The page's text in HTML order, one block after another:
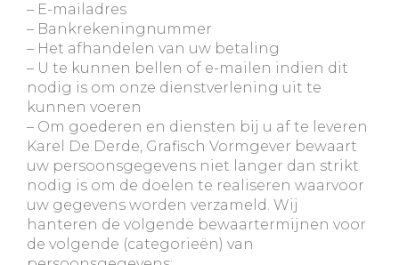
– E-mailadres
– Bankrekeningnummer
– Het afhandelen van uw betaling
– U te kunnen bellen of e-mailen indien dit
nodig is om onze dienstverlening uit te
kunnen voeren
– Om goederen en diensten bij u af te leveren
Karel De Derde, Grafisch Vormgever bewaart
uw persoonsgegevens niet langer dan strikt
nodig is om de doelen te realiseren waarvoor
uw gegevens worden verzameld. Wij
hanteren de volgende bewaartermijnen voor
de volgende (categorieën) van